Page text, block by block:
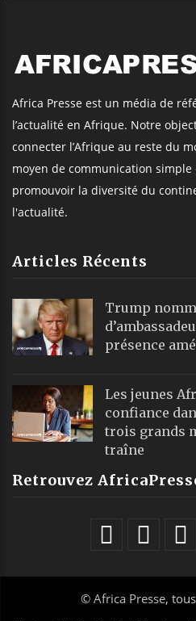
Africa Presse est un média de
l’actualité en Afrique. Notre
connecter l’Afrique au reste du
moyen de communication simple
promouvoir la diversité du
l'actualité.
Articles Récents
Trump
présence
Les jeunes
confiance
trois grands
traîne
Retrouvez
© Africa Presse,